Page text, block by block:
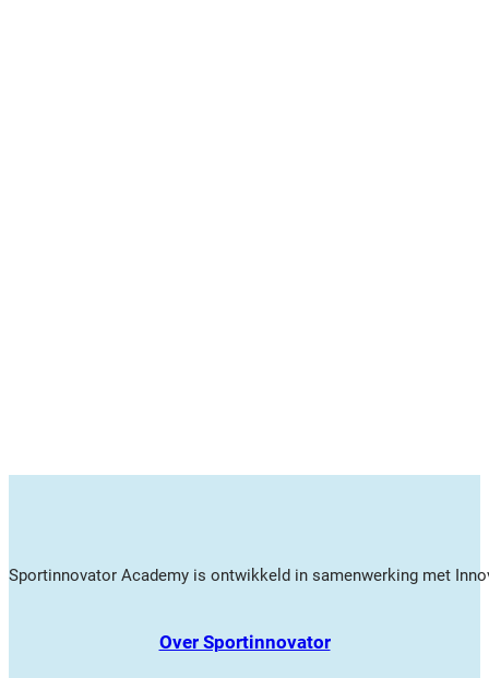
Sportinnovator Academy is ontwikkeld in samenwerking met
Over Sportinnovator